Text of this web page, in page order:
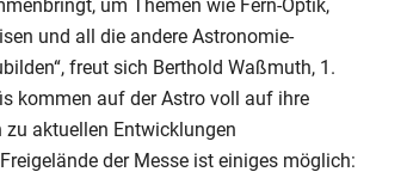
um Themen wie Fern-Optik,
und all die andere Astronomie-
freut sich Berthold Waßmuth, 1.
kommen auf der Astro voll auf ihre
zu aktuellen Entwicklungen
der Messe ist einiges möglich: